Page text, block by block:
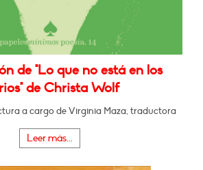
de "Lo que no está en los
de Christa Wolf
a cargo de Virginia Maza, traductora
Leer más...